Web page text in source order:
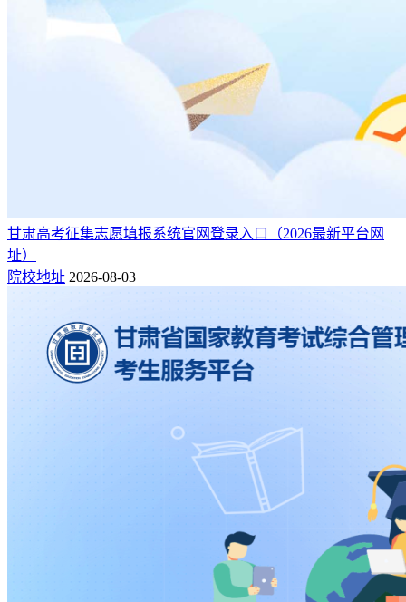
甘肃高考征集志愿填报系统官网登录入口（2026最新平台网
址）
院校地址 2026-08-03